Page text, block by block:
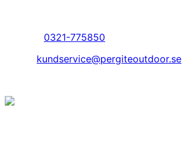
0321-775850
kundservice@pergiteoutdoor.se